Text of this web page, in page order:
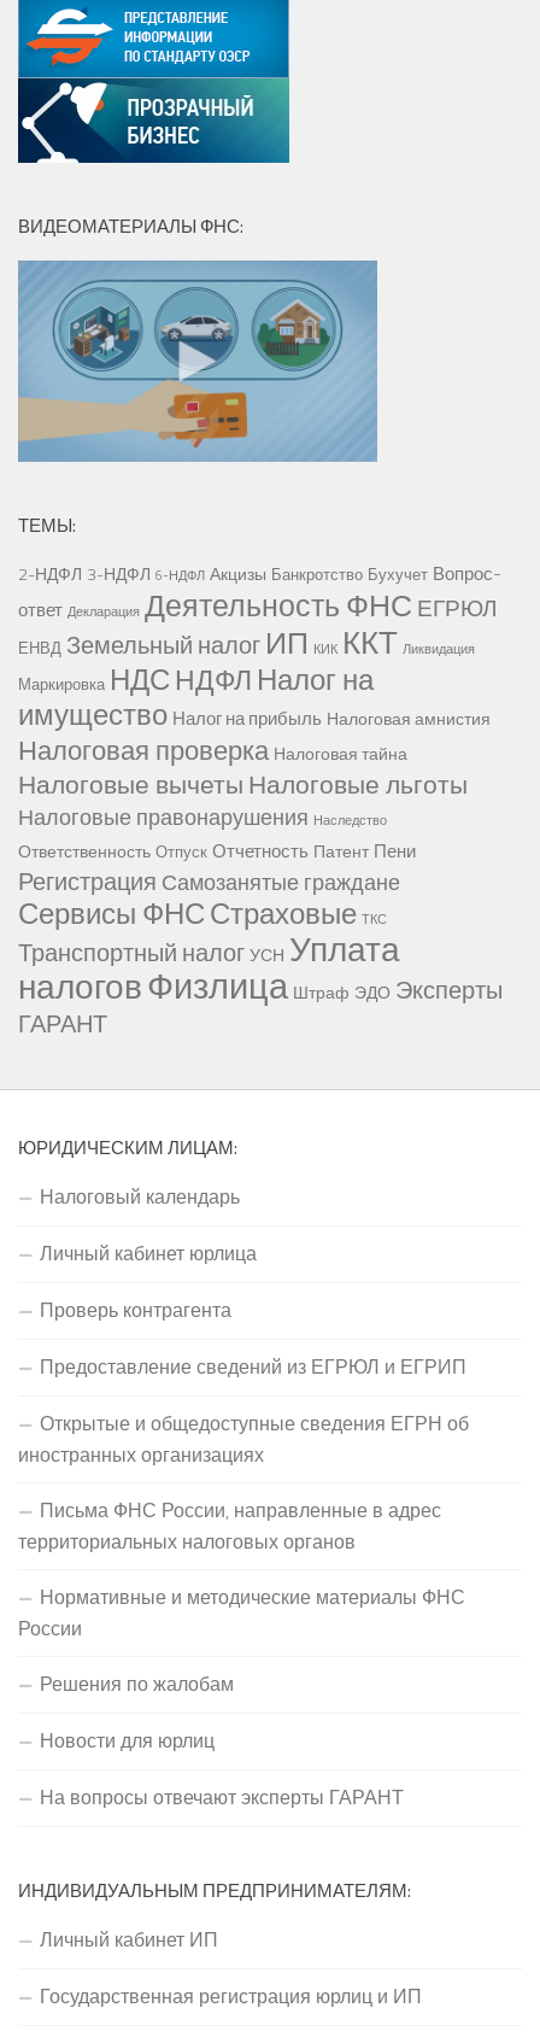
ВИДЕОМАТЕРИАЛЫ ФНС:
ТЕМЫ:
2-НДФЛ 3-НДФЛ 6-НДФЛ Акцизы Банкротство Бухучет Вопрос-
ответ Декларация Деятельность ФНС ЕГРЮЛ
ЕНВД Земельный налог ИП КИК ККТ Ликвидация
Маркировка НДС НДФЛ Налог на
имущество Налог на прибыль Налоговая амнистия
Налоговая проверка Налоговая тайна
Налоговые вычетыНалоговые льготы
Налоговые правонарушения Наследство
Ответственность Отпуск Отчетность Патент Пени
Регистрация Самозанятые граждане
Сервисы ФНССтраховые ТКС
Транспортный налогУСН Уплата
налоговФизлица Штраф ЭДО Эксперты
ГАРАНТ
ЮРИДИЧЕСКИМ ЛИЦАМ:
Налоговый календарь
Личный кабинет юрлица
Проверь контрагента
Предоставление сведений из ЕГРЮЛ и ЕГРИП
Открытые и общедоступные сведения ЕГРН об
иностранных организациях
Письма ФНС России, направленные в адрес
территориальных налоговых органов
Нормативные и методические материалы ФНС
России
Решения по жалобам
Новости для юрлиц
На вопросы отвечают эксперты ГАРАНТ
ИНДИВИДУАЛЬНЫМ ПРЕДПРИНИМАТЕЛЯМ:
Личный кабинет ИП
Государственная регистрация юрлиц и ИП